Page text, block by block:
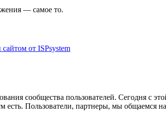
— самое то.
от ISPsystem
сообщества пользователей. Сегодня с
есть. Пользователи, партнеры, мы общаемся